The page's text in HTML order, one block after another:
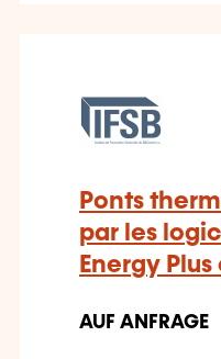
Ponts
par les
Energy
AUF ANFRAGE